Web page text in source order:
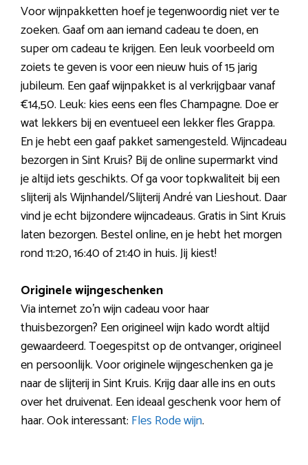
Voor wijnpakketten hoef je tegenwoordig niet ver te
zoeken. Gaaf om aan iemand cadeau te doen, en
super om cadeau te krijgen. Een leuk voorbeeld om
zoiets te geven is voor een nieuw huis of 15 jarig
jubileum. Een gaaf wijnpakket is al verkrijgbaar vanaf
€14,50. Leuk: kies eens een fles Champagne. Doe er
wat lekkers bij en eventueel een lekker fles Grappa.
En je hebt een gaaf pakket samengesteld. Wijncadeau
bezorgen in Sint Kruis? Bij de online supermarkt vind
je altijd iets geschikts. Of ga voor topkwaliteit bij een
slijterij als Wijnhandel/Slijterij André van Lieshout. Daar
vind je echt bijzondere wijncadeaus. Gratis in Sint Kruis
laten bezorgen. Bestel online, en je hebt het morgen
rond 11:20, 16:40 of 21:40 in huis. Jij kiest!
Originele wijngeschenken
Via internet zo’n wijn cadeau voor haar
thuisbezorgen? Een origineel wijn kado wordt altijd
gewaardeerd. Toegespitst op de ontvanger, origineel
en persoonlijk. Voor originele wijngeschenken ga je
naar de slijterij in Sint Kruis. Krijg daar alle ins en outs
over het druivenat. Een ideaal geschenk voor hem of
haar. Ook interessant: Fles Rode wijn.